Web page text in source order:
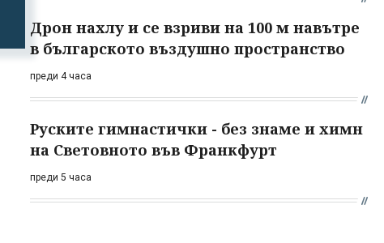
Дрон нахлу и се взриви на 100 м навътре
в българското въздушно пространство
преди 4 часа
Руските гимнастички - без знаме и химн
на Световното във Франкфурт
преди 5 часа